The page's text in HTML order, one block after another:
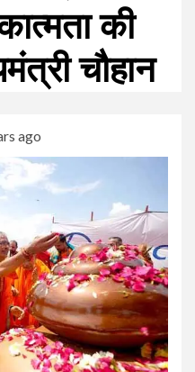
की
चौहान
ago